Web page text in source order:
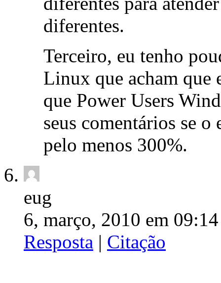
diferentes.
Terceiro, eu tenho
Linux que acham que
que Power Users
seus comentários se o
pelo menos 300%.
eug
6, março, 2010 em
Resposta | Citação